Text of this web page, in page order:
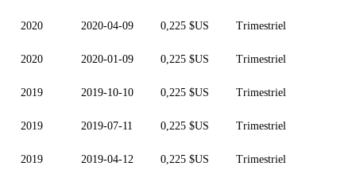
2020 2020-04-09 0,225 $US Trimestriel
2020 2020-01-09 0,225 $US Trimestriel
2019 2019-10-10 0,225 $US Trimestriel
2019 2019-07-11 0,225 $US Trimestriel
2019 2019-04-12 0,225 $US Trimestriel